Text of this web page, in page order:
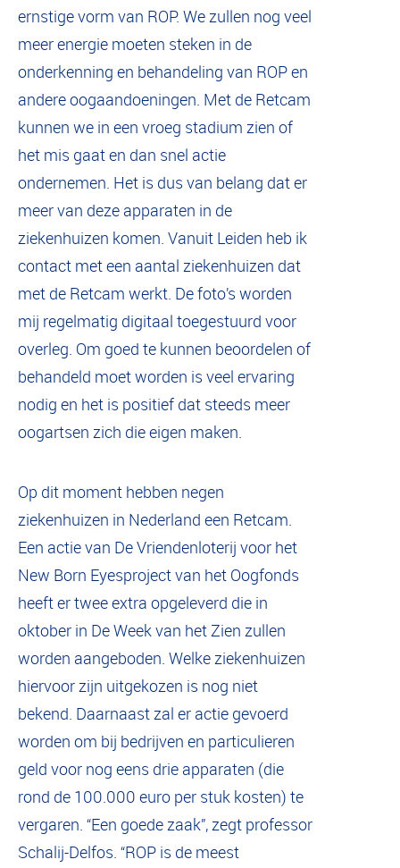
ernstige vorm van ROP. We zullen nog veel
meer energie moeten steken in de
onderkenning en behandeling van ROP en
andere oogaandoeningen. Met de Retcam
kunnen we in een vroeg stadium zien of
het mis gaat en dan snel actie
ondernemen. Het is dus van belang dat er
meer van deze apparaten in de
ziekenhuizen komen. Vanuit Leiden heb ik
contact met een aantal ziekenhuizen dat
met de Retcam werkt. De foto’s worden
mij regelmatig digitaal toegestuurd voor
overleg. Om goed te kunnen beoordelen of
behandeld moet worden is veel ervaring
nodig en het is positief dat steeds meer
oogartsen zich die eigen maken.
Op dit moment hebben negen
ziekenhuizen in Nederland een Retcam.
Een actie van De Vriendenloterij voor het
New Born Eyesproject van het Oogfonds
heeft er twee extra opgeleverd die in
oktober in De Week van het Zien zullen
worden aangeboden. Welke ziekenhuizen
hiervoor zijn uitgekozen is nog niet
bekend. Daarnaast zal er actie gevoerd
worden om bij bedrijven en particulieren
geld voor nog eens drie apparaten (die
rond de 100.000 euro per stuk kosten) te
vergaren. “Een goede zaak”, zegt professor
Schalij-Delfos. “ROP is de meest